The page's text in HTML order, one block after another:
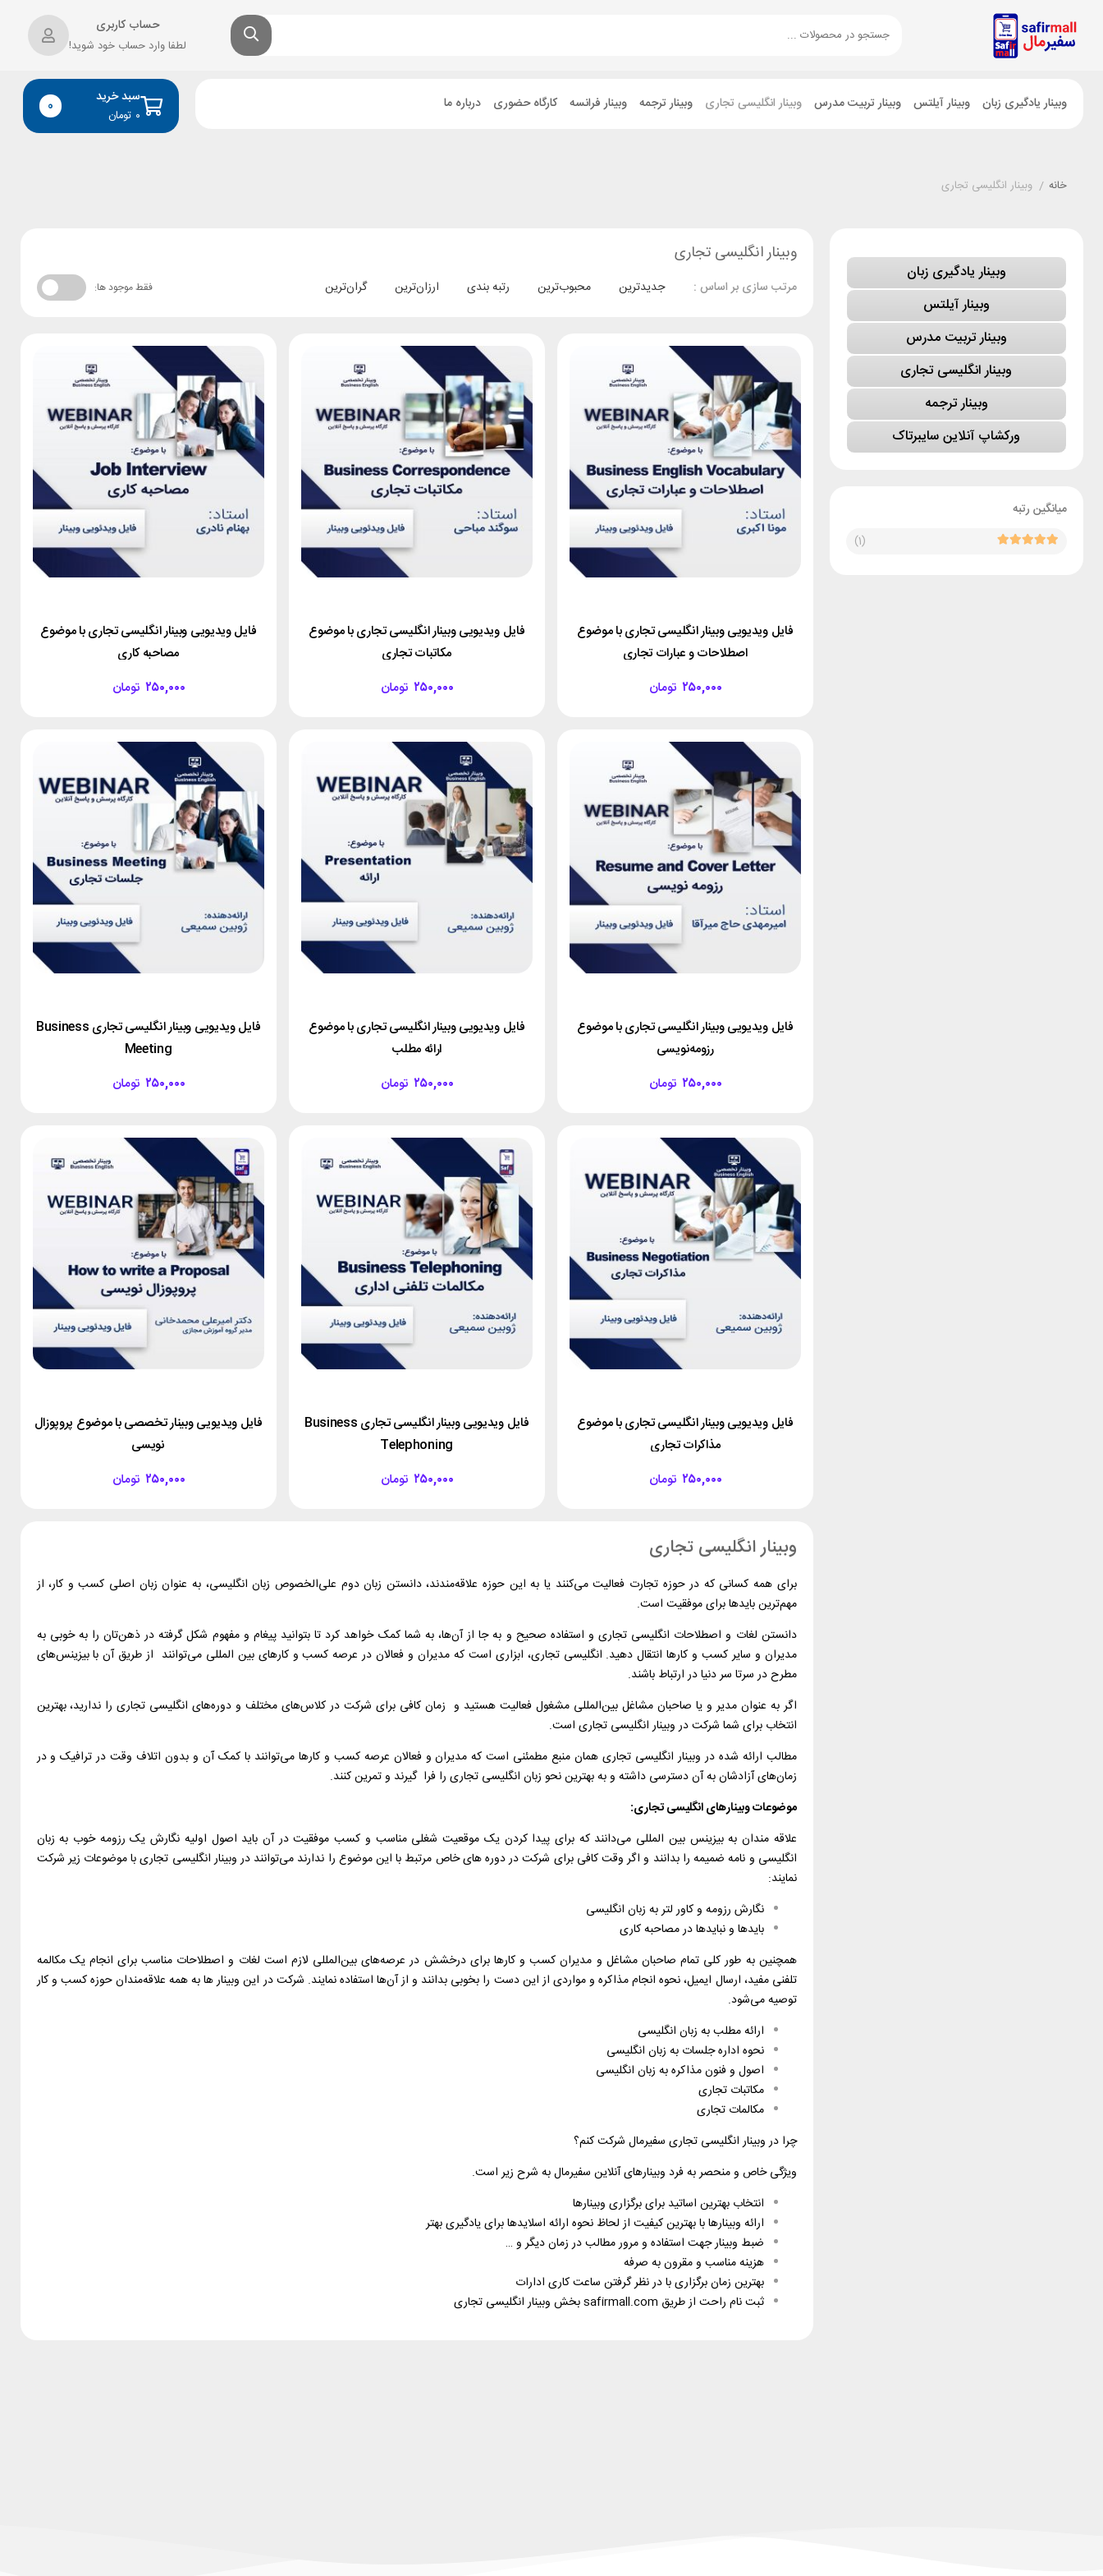
حساب کاربری
لطفا وارد حساب خود شوید!
وبینار یادگیری زبان وبینار آیلتس وبینار تربیت مدرس وبینار انگلیسی تجاری وبینار ترجمه وبینار فرانسه کارگاه حضوری درباره ما سبد خرید
تومان ۰ 0
خانه / وبینار انگلیسی تجاری
وبینار انگلیسی تجاری
مرتب سازی بر اساس : جدیدترین محبوب‌ترین رتبه بندی ارزان‌ترین گران‌ترین فقط موجود ها:
فایل ویدیویی وبینار انگلیسی تجاری با موضوع
اصطلاحات و عبارات تجاری
تومان ۲۵۰,۰۰۰
فایل ویدیویی وبینار انگلیسی تجاری با موضوع
مکاتبات تجاری
تومان ۲۵۰,۰۰۰
فایل ویدیویی وبینار انگلیسی تجاری با موضوع
مصاحبه کاری
تومان ۲۵۰,۰۰۰
فایل ویدیویی وبینار انگلیسی تجاری با موضوع
رزومه‌نویسی
تومان ۲۵۰,۰۰۰
فایل ویدیویی وبینار انگلیسی تجاری با موضوع
ارائه مطلب
تومان ۲۵۰,۰۰۰
فایل ویدیویی وبینار انگلیسی تجاری Business
Meeting
تومان ۲۵۰,۰۰۰
فایل ویدیویی وبینار انگلیسی تجاری با موضوع
مذاکرات تجاری
تومان ۲۵۰,۰۰۰
فایل ویدیویی وبینار انگلیسی تجاری Business
Telephoning
تومان ۲۵۰,۰۰۰
فایل ویدیویی وبینار تخصصی با موضوع پروپوزال
نویسی
تومان ۲۵۰,۰۰۰
وبینار انگلیسی تجاری
برای همه کسانی که در حوزه تجارت فعالیت می‌کنند یا به این حوزه علاقه‌مندند، دانستن زبان دوم علی‌الخصوص زبان انگلیسی، به عنوان زبان اصلی کسب و کار، از
مهم‌ترین بایدها برای موفقیت است.
دانستن لغات و اصطلاحات انگلیسی تجاری و استفاده صحیح و به جا از آن‌ها، به شما کمک خواهد کرد تا بتوانید پیغام و مفهوم شکل گرفته در ذهن‌تان را به خوبی به
مدیران و سایر کسب و کارها انتقال دهید. انگلیسی تجاری، ابزاری است که مدیران و فعالان در عرصه کسب و کارهای بین المللی می‌توانند از طریق آن با بیزینس‌های
مطرح در سرتا سر دنیا در ارتباط باشند.
اگر به عنوان مدیر و یا صاحبان مشاغل بین‌المللی مشغول فعالیت هستید و زمان کافی برای شرکت در کلاس‌های مختلف و دوره‌های انگلیسی تجاری را ندارید، بهترین
انتخاب برای شما شرکت در وبینار انگلیسی تجاری است.
مطالب ارائه شده در وبینار انگلیسی تجاری همان منبع مطمئنی است که مدیران و فعالان عرصه کسب و کارها می‌توانند با کمک آن و بدون اتلاف وقت در ترافیک و در
زمان‌های آزادشان به آن دسترسی داشته و به بهترین نحو زبان انگلیسی تجاری را فرا گیرند و تمرین کنند.
موضوعات وبینارهای انگلیسی تجاری:
علاقه مندان به بیزینس بین المللی می‌دانند که برای پیدا کردن یک موقعیت شغلی مناسب و کسب موفقیت در آن باید اصول اولیه نگارش یک رزومه خوب به زبان
انگلیسی و نامه ضمیمه را بدانند و اگر وقت کافی برای شرکت در دوره های خاص مرتبط با این موضوع را ندارند می‌توانند در وبینار انگلیسی تجاری با موضوعات زیر شرکت
نمایند:
نگارش رزومه و کاور لتر به زبان انگلیسی
بایدها و نبایدها در مصاحبه کاری
همچنین به طور کلی تمام صاحبان مشاغل و مدیران کسب و کارها برای درخشش در عرصه‌های بین‌المللی لازم است لغات و اصطلاحات مناسب برای انجام یک مکالمه
تلفنی مفید، ارسال ایمیل، نحوه انجام مذاکره و مواردی از این دست را بخوبی بدانند و از آن‌ها استفاده نمایند. شرکت در این وبینار ها به همه علاقه‌مندان حوزه کسب و کار
توصیه می‌شود.
ارائه مطلب به زبان انگلیسی
نحوه اداره جلسات به زبان انگلیسی
اصول و فنون مذاکره به زبان انگلیسی
مکاتبات تجاری
مکالمات تجاری
چرا در وبینار انگلیسی تجاری سفیرمال شرکت کنم؟
ویژگی خاص و منحصر به فرد وبینارهای آنلاین سفیرمال به شرح زیر است.
انتخاب بهترین اساتید برای برگزاری وبینارها
ارائه وبینارها با بهترین کیفیت از لحاظ نحوه ارائه اسلایدها برای یادگیری بهتر
ضبط وبینار جهت استفاده و مرور مطالب در زمان دیگر و …
هزینه مناسب و مقرون به صرفه
بهترین زمان برگزاری با در نظر گرفتن ساعت کاری ادارات
ثبت نام راحت از طریق safirmall.com بخش وبینار انگلیسی تجاری
وبینار یادگیری زبان
وبینار آیلتس
وبینار تربیت مدرس
وبینار انگلیسی تجاری
وبینار ترجمه
ورکشاپ آنلاین سایبرتاک
میانگین رتبه
(1)